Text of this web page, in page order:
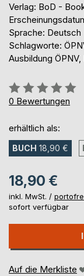
Verlag: BoD -
Sprache: Deutsch
Schlagworte:
Ausbildung
Bewertung::
0%
0 Bewertungen
erhältlich als:
BUCH 18,90 €
18,90 €
inkl. MwSt. /
sofort verfügbar
Auf die Merkliste